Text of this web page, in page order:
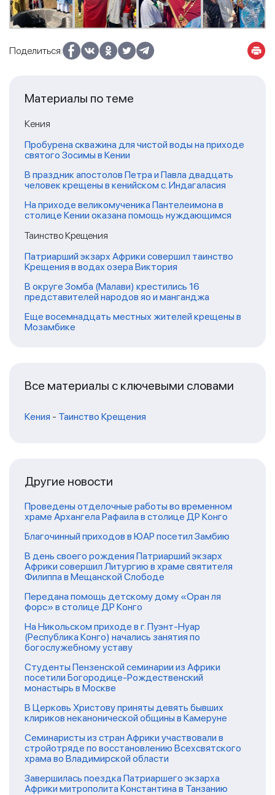
Поделиться:
Материалы по теме
Кения
Пробурена скважина для чистой воды на приходе
святого Зосимы в Кении
В праздник апостолов Петра и Павла двадцать
человек крещены в кенийском с. Индагаласия
На приходе великомученика Пантелеимона в
столице Кении оказана помощь нуждающимся
Таинство Крещения
Патриарший экзарх Африки совершил таинство
Крещения в водах озера Виктория
В округе Зомба (Малави) крестились 16
представителей народов яо и манганджа
Еще восемнадцать местных жителей крещены в
Мозамбике
Все материалы с ключевыми словами
Кения - Таинство Крещения
Другие новости
Проведены отделочные работы во временном
храме Архангела Рафаила в столице ДР Конго
Благочинный приходов в ЮАР посетил Замбию
В день своего рождения Патриарший экзарх
Африки совершил Литургию в храме святителя
Филиппа в Мещанской Слободе
Передана помощь детскому дому «Оран ля
форс» в столице ДР Конго
На Никольском приходе в г. Пуэнт-Нуар
(Республика Конго) начались занятия по
богослужебному уставу
Студенты Пензенской семинарии из Африки
посетили Богородице-Рождественский
монастырь в Москве
В Церковь Христову приняты девять бывших
клириков неканонической общины в Камеруне
Семинаристы из стран Африки участвовали в
стройотряде по восстановлению Всехсвятского
храма во Владимирской области
Завершилась поездка Патриаршего экзарха
Африки митрополита Константина в Танзанию